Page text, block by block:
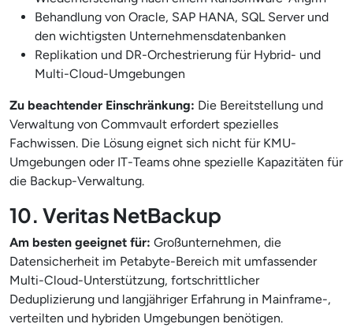
Behandlung von Oracle, SAP HANA, SQL Server und
den wichtigsten Unternehmensdatenbanken
Replikation und DR-Orchestrierung für Hybrid- und
Multi-Cloud-Umgebungen
Zu beachtender Einschränkung: Die Bereitstellung und
Verwaltung von Commvault erfordert spezielles
Fachwissen. Die Lösung eignet sich nicht für KMU-
Umgebungen oder IT-Teams ohne spezielle Kapazitäten für
die Backup-Verwaltung.
10. Veritas NetBackup
Am besten geeignet für: Großunternehmen, die
Datensicherheit im Petabyte-Bereich mit umfassender
Multi-Cloud-Unterstützung, fortschrittlicher
Deduplizierung und langjähriger Erfahrung in Mainframe-,
verteilten und hybriden Umgebungen benötigen.